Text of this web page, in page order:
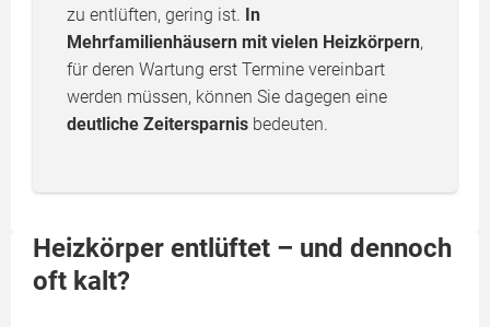
zu entlüften, gering ist. In
Mehrfamilienhäusern mit vielen Heizkörpern,
für deren Wartung erst Termine vereinbart
werden müssen, können Sie dagegen eine
deutliche Zeitersparnis bedeuten.
Heizkörper entlüftet – und dennoch
oft kalt?